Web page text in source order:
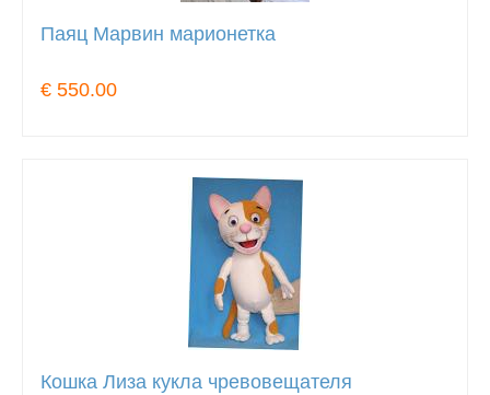
Паяц Марвин марионетка
€ 550.00
Кошка Лиза кукла чревовещателя